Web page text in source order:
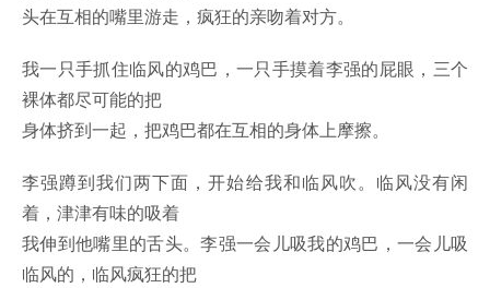
头在互相的嘴里游走，疯狂的亲吻着对方。
我一只手抓住临风的鸡巴，一只手摸着李强的屁眼，三个
裸体都尽可能的把
身体挤到一起，把鸡巴都在互相的身体上摩擦。
李强蹲到我们两下面，开始给我和临风吹。临风没有闲
着，津津有味的吸着
我伸到他嘴里的舌头。李强一会儿吸我的鸡巴，一会儿吸
临风的，临风疯狂的把